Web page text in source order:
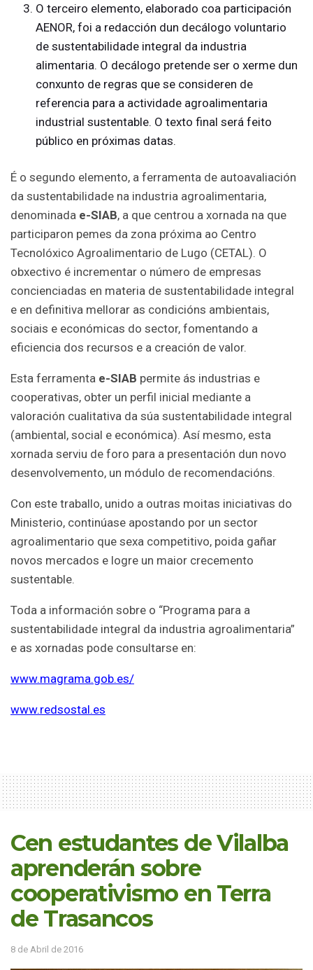
O terceiro elemento, elaborado coa participación
AENOR, foi a redacción dun decálogo voluntario
de sustentabilidade integral da industria
alimentaria. O decálogo pretende ser o xerme dun
conxunto de regras que se consideren de
referencia para a actividade agroalimentaria
industrial sustentable. O texto final será feito
público en próximas datas.
É o segundo elemento, a ferramenta de autoavaliación
da sustentabilidade na industria agroalimentaria,
denominada e-SIAB, a que centrou a xornada na que
participaron pemes da zona próxima ao Centro
Tecnolóxico Agroalimentario de Lugo (CETAL). O
obxectivo é incrementar o número de empresas
concienciadas en materia de sustentabilidade integral
e en definitiva mellorar as condicións ambientais,
sociais e económicas do sector, fomentando a
eficiencia dos recursos e a creación de valor.
Esta ferramenta e-SIAB permite ás industrias e
cooperativas, obter un perfil inicial mediante a
valoración cualitativa da súa sustentabilidade integral
(ambiental, social e económica). Así mesmo, esta
xornada serviu de foro para a presentación dun novo
desenvolvemento, un módulo de recomendacións.
Con este traballo, unido a outras moitas iniciativas do
Ministerio, continúase apostando por un sector
agroalimentario que sexa competitivo, poida gañar
novos mercados e logre un maior crecemento
sustentable.
Toda a información sobre o “Programa para a
sustentabilidade integral da industria agroalimentaria”
e as xornadas pode consultarse en:
www.magrama.gob.es/
www.redsostal.es
Cen estudantes de Vilalba
aprenderán sobre
cooperativismo en Terra
de Trasancos
8 de Abril de 2016